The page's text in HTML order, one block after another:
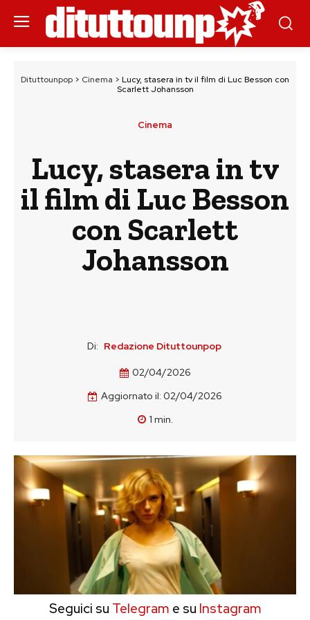
Dituttounpop > Cinema > Lucy, stasera in tv il film di Luc Besson con
Scarlett Johansson
Cinema
Lucy, stasera in tv
il film di Luc Besson
con Scarlett
Johansson
Di: Redazione Dituttounpop
02/04/2026
Aggiornato il: 02/04/2026
1 min.
Seguici su Telegram e su Instagram